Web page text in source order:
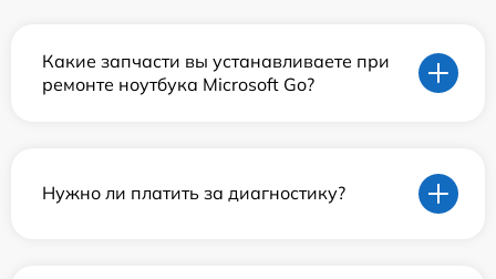
Какие запчасти вы устанавливаете при
ремонте ноутбука Microsoft Go?
Нужно ли платить за диагностику?